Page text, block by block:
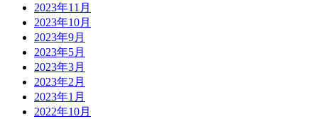
2023年11月
2023年10月
2023年9月
2023年5月
2023年3月
2023年2月
2023年1月
2022年10月